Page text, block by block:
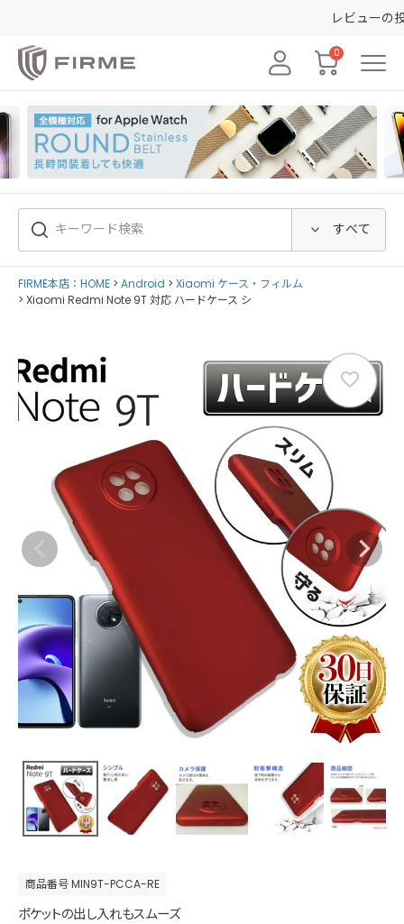
レビューの投稿で50
0
FIRME本店：HOME Android
Xiaomi ケース・フィルム
Xiaomi Redmi Note 9T 対応 ハードケース シ
商品番号MIN9T-PCCA-RE
ポケットの出し入れもスムーズ